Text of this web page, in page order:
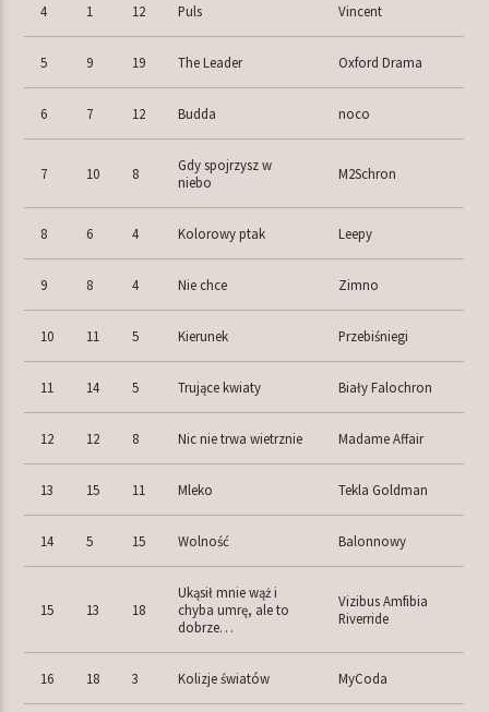
4 1 12 Puls Vincent
5 9 19 The Leader Oxford Drama
6 7 12 Budda noco
7 10 8
Gdy spojrzysz w
niebo
M2Schron
8 6 4 Kolorowy ptak Leepy
9 8 4 Nie chce Zimno
10 11 5 Kierunek Przebiśniegi
11 14 5 Trujące kwiaty Biały Falochron
12 12 8 Nic nie trwa wietrznie Madame Affair
13 15 11 Mleko Tekla Goldman
14 5 15 Wolność Balonnowy
15 13 18
Ukąsił mnie wąż i
chyba umrę, ale to
dobrze…
Vizibus Amfibia
Riverride
16 18 3 Kolizje światów MyCoda